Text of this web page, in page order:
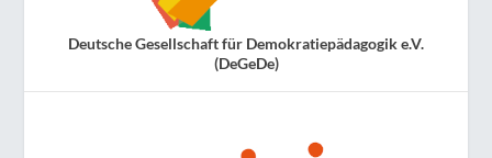
Deutsche Gesellschaft für Demokratiepädagogik e.V.
(DeGeDe)